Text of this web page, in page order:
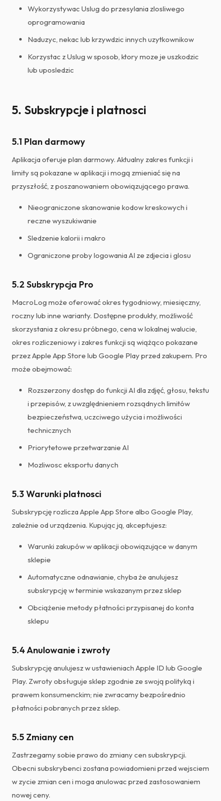
Wykorzystywac Uslug do przesylania zlosliwego
oprogramowania
Naduzyc, nekac lub krzywdzic innych uzytkownikow
Korzystac z Uslug w sposob, ktory moze je uszkodzic
lub uposledzic
5. Subskrypcje i platnosci
5.1 Plan darmowy
Aplikacja oferuje plan darmowy. Aktualny zakres funkcji i
limity są pokazane w aplikacji i mogą zmieniać się na
przyszłość, z poszanowaniem obowiązującego prawa.
Nieograniczone skanowanie kodow kreskowych i
reczne wyszukiwanie
Sledzenie kalorii i makro
Ograniczone proby logowania AI ze zdjecia i glosu
5.2 Subskrypcja Pro
MacroLog może oferować okres tygodniowy, miesięczny,
roczny lub inne warianty. Dostępne produkty, możliwość
skorzystania z okresu próbnego, cena w lokalnej walucie,
okres rozliczeniowy i zakres funkcji są wiążąco pokazane
przez Apple App Store lub Google Play przed zakupem. Pro
może obejmować:
Rozszerzony dostęp do funkcji AI dla zdjęć, głosu, tekstu
i przepisów, z uwzględnieniem rozsądnych limitów
bezpieczeństwa, uczciwego użycia i możliwości
technicznych
Priorytetowe przetwarzanie AI
Mozliwosc eksportu danych
5.3 Warunki platnosci
Subskrypcję rozlicza Apple App Store albo Google Play,
zależnie od urządzenia. Kupując ją, akceptujesz:
Warunki zakupów w aplikacji obowiązujące w danym
sklepie
Automatyczne odnawianie, chyba że anulujesz
subskrypcję w terminie wskazanym przez sklep
Obciążenie metody płatności przypisanej do konta
sklepu
5.4 Anulowanie i zwroty
Subskrypcję anulujesz w ustawieniach Apple ID lub Google
Play. Zwroty obsługuje sklep zgodnie ze swoją polityką i
prawem konsumenckim; nie zwracamy bezpośrednio
płatności pobranych przez sklep.
5.5 Zmiany cen
Zastrzegamy sobie prawo do zmiany cen subskrypcji.
Obecni subskrybenci zostana powiadomieni przed wejsciem
w zycie zmian cen i moga anulowac przed zastosowaniem
nowej ceny.